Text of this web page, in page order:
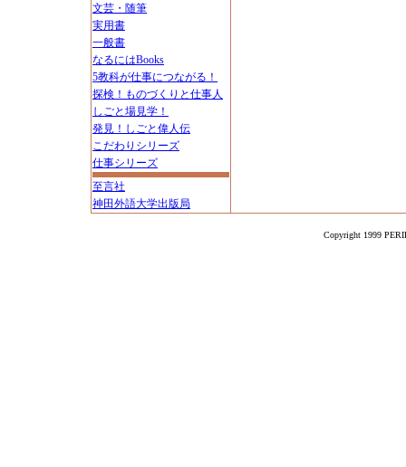
文芸・随筆
実用書
一般書
なるにはBooks
5教科が仕事につながる！
探検！ものづくりと仕事人
しごと場見学！
発見！しごと偉人伝
こだわりシリーズ
仕事シリーズ
至言社
神田外語大学出版局
Copyright 1999